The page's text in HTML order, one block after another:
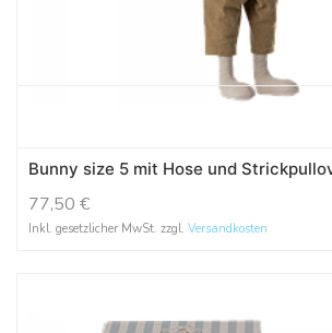
Bunny size 5 mit Hose und
77,50 €
Inkl. gesetzlicher MwSt. zzgl. Versandkosten